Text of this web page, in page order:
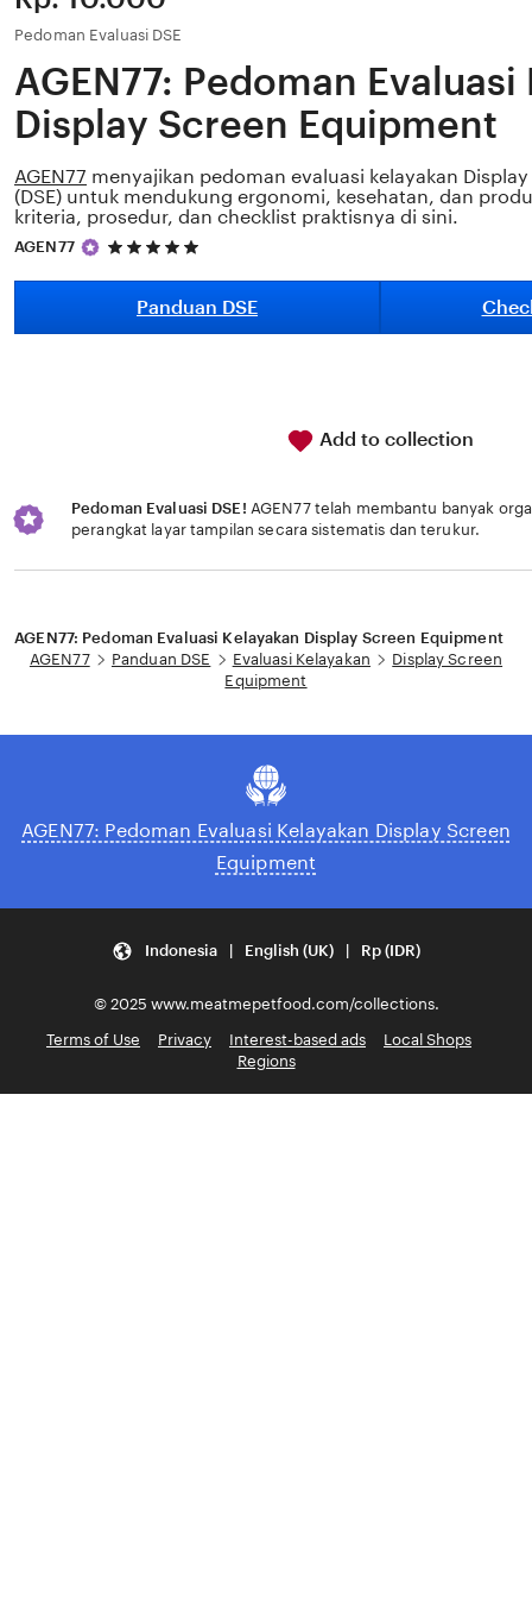
Pedoman Evaluasi DSE
AGEN77: Pedoman Evaluasi
Display Screen Equipment
AGEN77 menyajikan pedoman evaluasi kelayakan
(DSE) untuk mendukung ergonomi, kesehatan, dan
kriteria, prosedur, dan checklist praktisnya di sini.
AGEN77
5
of
Panduan DSE
Add to collection
Pedoman Evaluasi DSE! AGEN77 telah membantu banyak
perangkat layar tampilan secara sistematis dan terukur.
Loading...
AGEN77: Pedoman Evaluasi Kelayakan Display Screen Equipment
AGEN77
Panduan DSE Evaluasi Kelayakan
Display Screen
Equipment
AGEN77: Pedoman Evaluasi Kelayakan Display Screen
Equipment
Indonesia | English (UK) | Rp (IDR)
© 2025 www.meatmepetfood.com/collections.
Terms of Use
Privacy Interest-based ads
Local Shops
Regions